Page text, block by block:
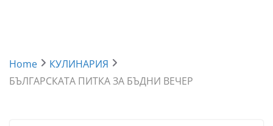
Home
КУЛИНАРИЯ
БЪЛГАРСКАТА ПИТКА ЗА БЪДНИ ВЕЧЕР